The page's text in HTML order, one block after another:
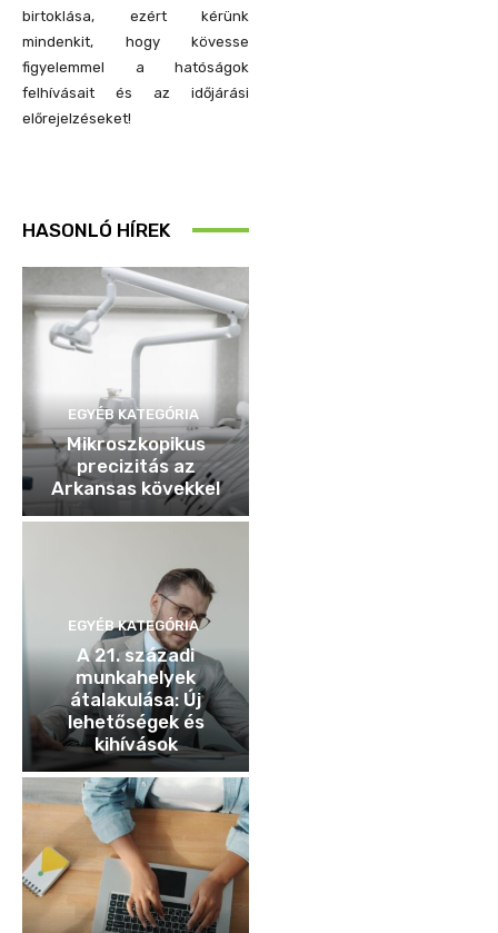
birtoklása, ezért kérünk
mindenkit, hogy kövesse
figyelemmel a hatóságok
felhívásait és az időjárási
előrejelzéseket!
HASONLÓ HÍREK
EGYÉB KATEGÓRIA
Mikroszkopikus
precizitás az
Arkansas kövekkel
EGYÉB KATEGÓRIA
A 21. századi
munkahelyek
átalakulása: Új
lehetőségek és
kihívások